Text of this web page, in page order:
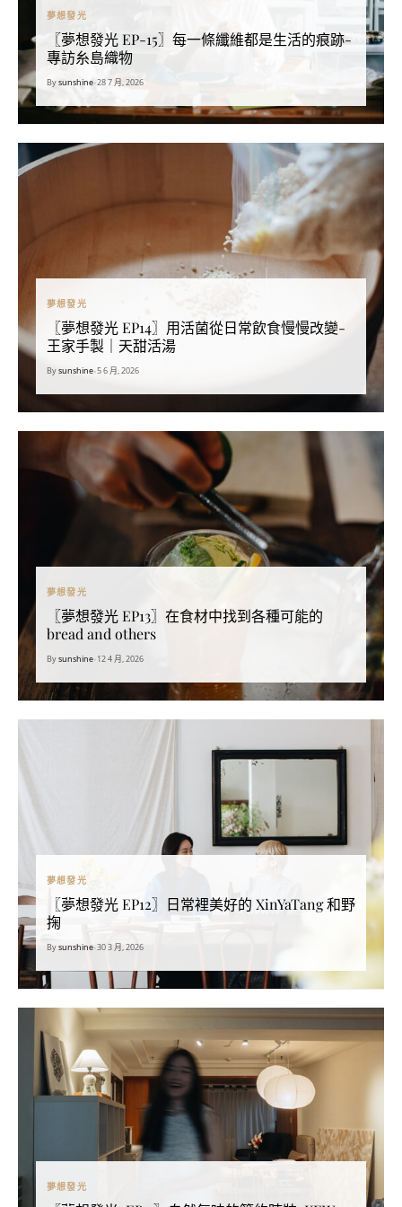
夢想發光
〖夢想發光 EP-15〗每一條纖維都是生活的痕跡-
專訪糸島織物
Bysunshine•28 7 月, 2026
夢想發光
〖夢想發光 EP14〗用活菌從日常飲食慢慢改變-
王家手製｜天甜活湯
Bysunshine•5 6 月, 2026
夢想發光
〖夢想發光 EP13〗在食材中找到各種可能的
bread and others
Bysunshine•12 4 月, 2026
夢想發光
〖夢想發光 EP12〗日常裡美好的 XinYaTang 和野
掬
Bysunshine•30 3 月, 2026
夢想發光